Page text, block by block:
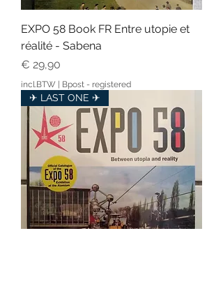
EXPO 58 Book FR Entre utopie et
réalité - Sabena
Prijs
€ 29,90
incl.BTW | Bpost - registered
✈ LAST ONE ✈